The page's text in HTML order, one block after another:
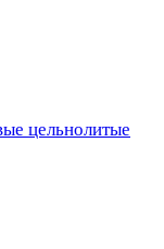
цельнолитые